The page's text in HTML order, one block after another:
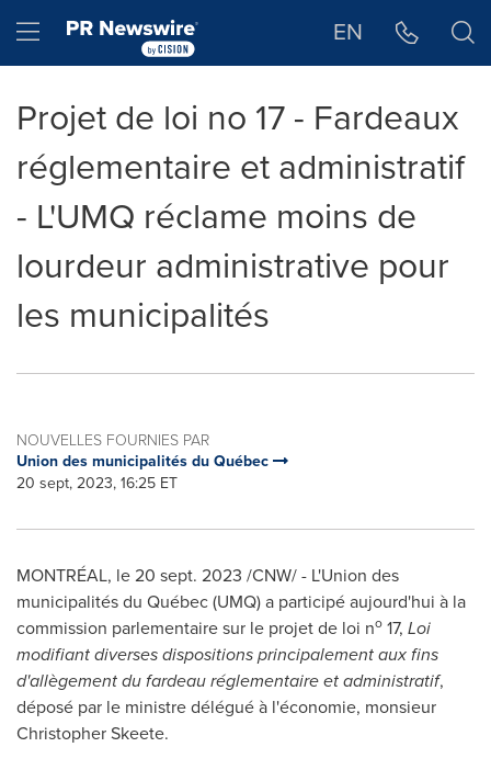
Hamburger menu EN
Projet de loi no 17 - Fardeaux
réglementaire et administratif
- L'UMQ réclame moins de
lourdeur administrative pour
les municipalités
NOUVELLES FOURNIES PAR
Union des municipalités du Québec
20 sept, 2023, 16:25 ET
MONTRÉAL, le20 sept. 2023 /CNW/ - L'Union des
municipalités du Québec (UMQ) a participé aujourd'hui à la
commission parlementaire sur le projet de loi no 17, Loi
modifiant diverses dispositions principalement aux fins
d'allègement du fardeau réglementaire et administratif,
déposé par le ministre délégué à l'économie, monsieur
Christopher Skeete.